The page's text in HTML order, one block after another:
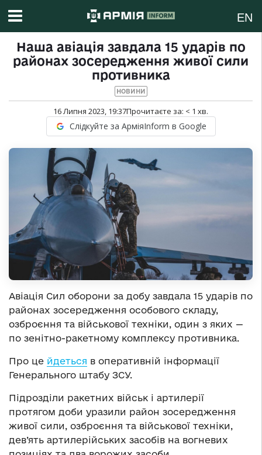
EN
Наша авіація завдала 15 ударів по
районах зосередження живої сили
противника
НОВИНИ
16 Липня 2023, 19:37Прочитаєте за: < 1 хв.
Слідкуйте за АрміяInform в Google
Авіація Сил оборони за добу завдала 15 ударів по
районах зосередження особового складу,
озброєння та військової техніки, один з яких —
по зенітно-ракетному комплексу противника.
Про це йдеться в оперативній інформації
Генерального штабу ЗСУ.
Підрозділи ракетних військ і артилерії
протягом доби уразили район зосередження
живої сили, озброєння та військової техніки,
дев’ять артилерійських засобів на вогневих